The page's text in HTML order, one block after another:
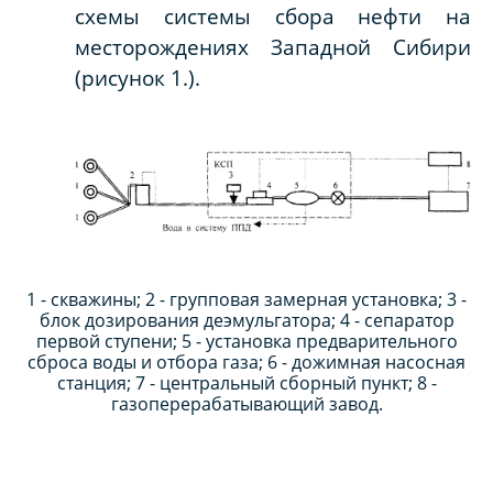
схемы системы сбора нефти на
месторождениях Западной Сибири
(рисунок 1.).
1 - скважины; 2 - групповая замерная установка; 3 -
блок дозирования деэмульгатора; 4 - сепаратор
первой ступени; 5 - установка предварительного
сброса воды и отбора газа; 6 - дожимная насосная
станция; 7 - центральный сборный пункт; 8 -
газоперерабатывающий завод.